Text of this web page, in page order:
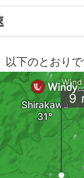
下のとおりで